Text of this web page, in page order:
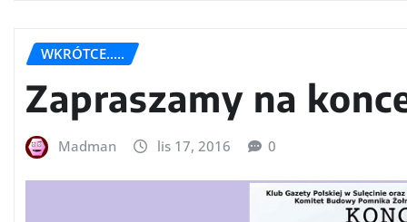
WKRÓTCE.....
Zapraszamy na
Madman lis 17, 2016 0